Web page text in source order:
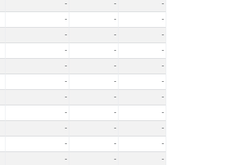
- -
-
- -
-
- -
-
- -
-
- -
-
- -
-
- -
-
- -
-
- -
-
- -
-
- -
-